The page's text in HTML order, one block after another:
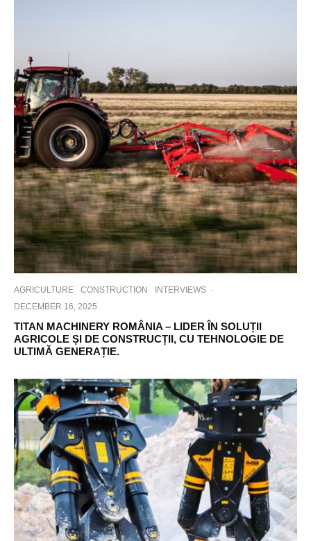
AGRICULTURE CONSTRUCTION INTERVIEWS ·
DECEMBER 16, 2025
TITAN MACHINERY ROMÂNIA – LIDER ÎN SOLUȚII
AGRICOLE ȘI DE CONSTRUCȚII, CU TEHNOLOGIE DE
ULTIMĂ GENERAȚIE.